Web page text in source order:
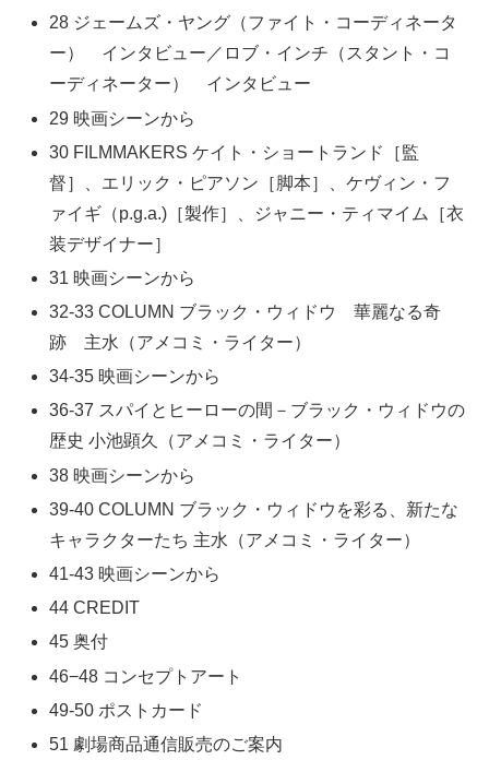
28 ジェームズ・ヤング（ファイト・コーディネータ
ー） インタビュー／ロブ・インチ（スタント・コ
ーディネーター） インタビュー
29 映画シーンから
30 FILMMAKERS ケイト・ショートランド［監
督］、エリック・ピアソン［脚本］、ケヴィン・フ
ァイギ（p.g.a.)［製作］、ジャニー・ティマイム［衣
装デザイナー］
31 映画シーンから
32-33 COLUMN ブラック・ウィドウ 華麗なる奇
跡 主水（アメコミ・ライター）
34-35 映画シーンから
36-37 スパイとヒーローの間－ブラック・ウィドウの
歴史 小池顕久（アメコミ・ライター）
38 映画シーンから
39-40 COLUMN ブラック・ウィドウを彩る、新たな
キャラクターたち 主水（アメコミ・ライター）
41-43 映画シーンから
44 CREDIT
45 奥付
46−48 コンセプトアート
49-50 ポストカード
51 劇場商品通信販売のご案内